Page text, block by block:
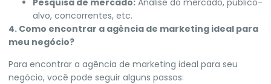
Pesquisa de mercado: Análise do mercado, público-
alvo, concorrentes, etc.
4. Como encontrar a agência de marketing ideal para
meu negócio?
Para encontrar a agência de marketing ideal para seu
negócio, você pode seguir alguns passos: